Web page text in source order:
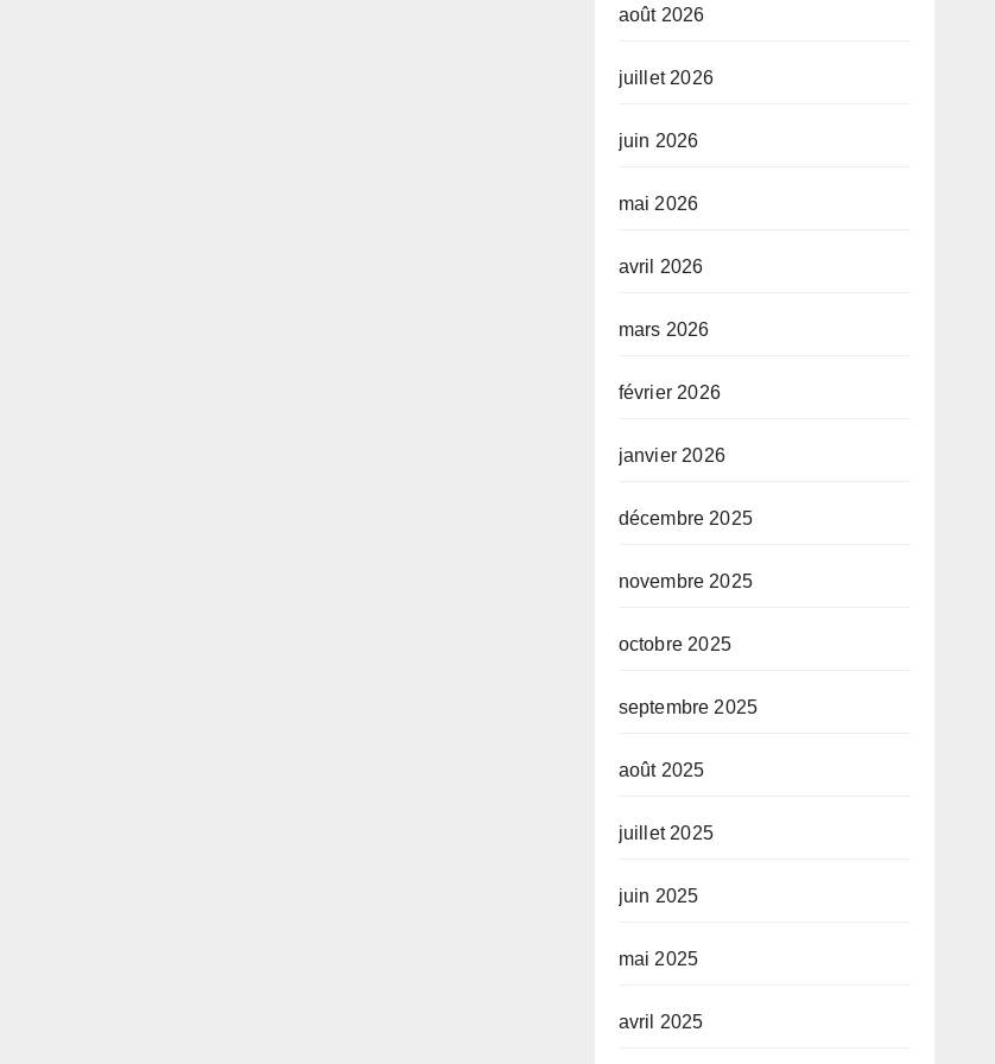
août 2026
juillet 2026
juin 2026
mai 2026
avril 2026
mars 2026
février 2026
janvier 2026
décembre 2025
novembre 2025
octobre 2025
septembre 2025
août 2025
juillet 2025
juin 2025
mai 2025
avril 2025